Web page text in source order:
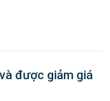
được giảm giá